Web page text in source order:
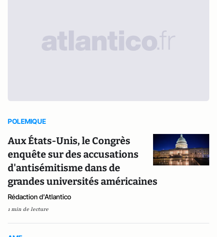
POLEMIQUE
Aux États-Unis, le Congrès
enquête sur des accusations
d'antisémitisme dans de
grandes universités américaines
Rédaction d'Atlantico
1 min de lecture